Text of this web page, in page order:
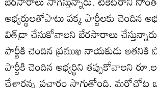
అభ్యర్థులతోపాటు పక్క పార్టీలకు చెందిన
విత్‌డ్రా చేసుకోవాలని బేరసారాలు
పార్టీకి చెందిన ప్రముఖ నాయకుడు అతనికి
పార్టీకి చెందిన అభ్యర్థిని తప్పుకోవాలని
చేశారన్న ప్రచారం సాగుతోంది. మరోచోట